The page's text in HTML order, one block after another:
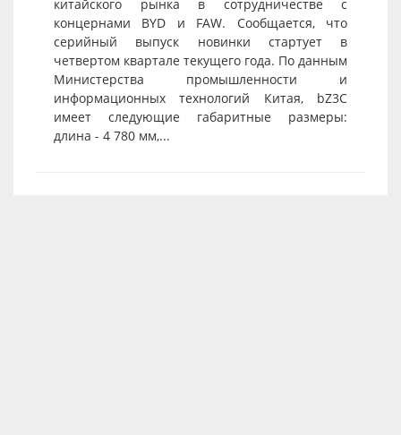
китайского рынка в сотрудничестве с
концернами BYD и FAW. Сообщается, что
серийный выпуск новинки стартует в
четвертом квартале текущего года. По данным
Министерства промышленности и
информационных технологий Китая, bZ3C
имеет следующие габаритные размеры:
длина - 4 780 мм,...